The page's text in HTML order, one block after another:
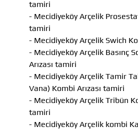
tamiri
- Mecidiyeköy Arçelik
tamiri
- Mecidiyeköy Arçelik Swich
- Mecidiyeköy Arçelik Basınç
Arızası tamiri
- Mecidiyeköy Arçelik Tamir
Vana) Kombi Arızası tamiri
- Mecidiyeköy Arçelik Tribün
tamiri
- Mecidiyeköy Arçelik kombi